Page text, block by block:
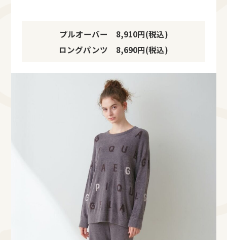
プルオーバー 8,910円(税込)
ロングパンツ 8,690円(税込)